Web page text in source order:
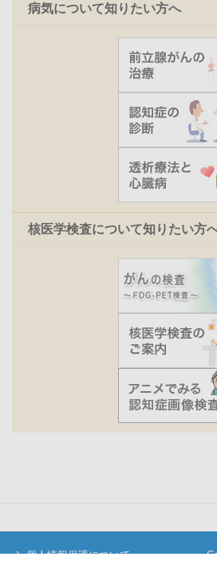
病気について知りたい方へ
核医学検査について知りたい方
個人情報保護について